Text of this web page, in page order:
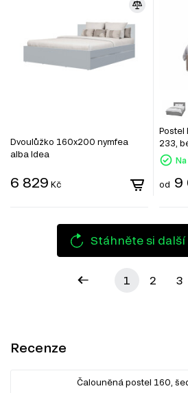
Dvoulůžko 160x200 nymfea
alba Idea
6 829 Kč
Postel
233,
od 9
Stáhněte si
1 2 3
Recenze
Čalouněná postel 160,